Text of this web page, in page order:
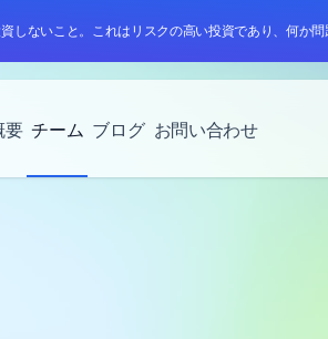
しないこと。これはリスクの高い投資であり、何か
要 チーム ブログ お問い合わせ